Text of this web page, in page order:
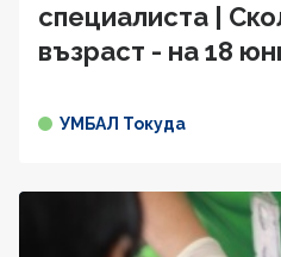
специалиста |
възраст - на 18
УМБАЛ Токуда